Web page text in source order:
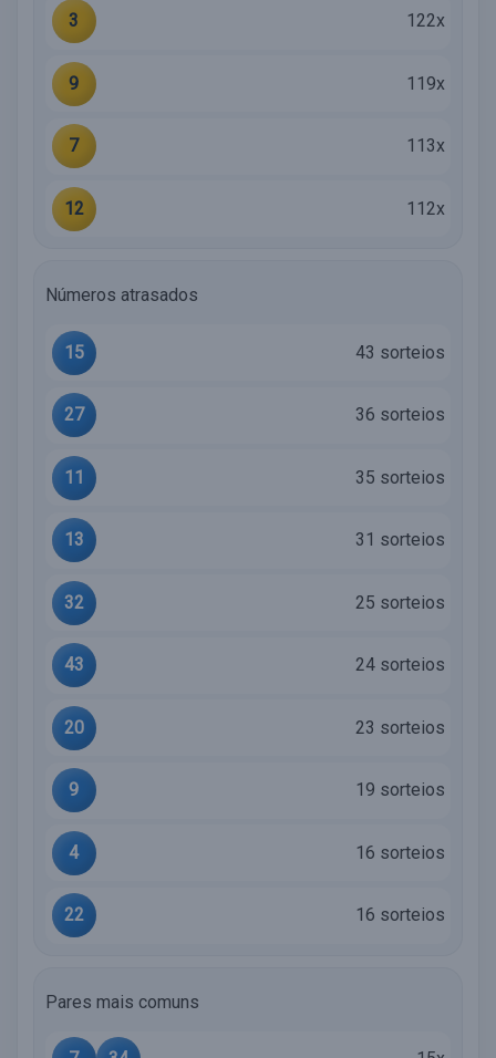
3 122x
9 119x
7 113x
12 112x
Números atrasados
15 43 sorteios
27 36 sorteios
11 35 sorteios
13 31 sorteios
32 25 sorteios
43 24 sorteios
20 23 sorteios
9 19 sorteios
4 16 sorteios
22 16 sorteios
Pares mais comuns